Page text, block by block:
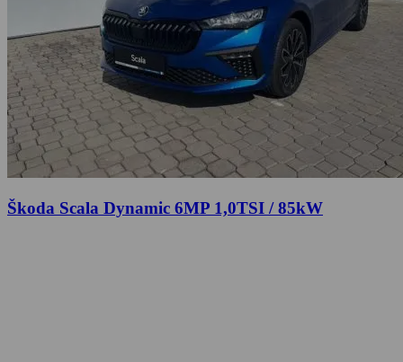
Škoda Scala Dynamic 6MP 1,0TSI / 85kW